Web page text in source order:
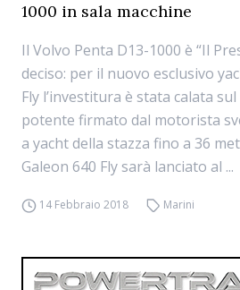
1000 in sala macchine
Il Volvo Penta D13-1000 è “Il
deciso: per il nuovo esclusivo
Fly l’investitura è stata calata
potente firmato dal motorista
a yacht della stazza fino a 36
Galeon 640 Fly sarà lanciato al ...
14 Febbraio 2018 Marini